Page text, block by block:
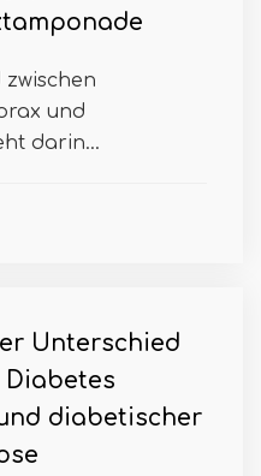
und
darin...
Unterschied
Diabetes
diabetischer